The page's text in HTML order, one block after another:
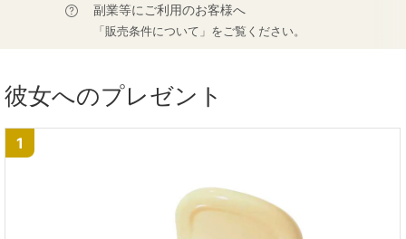
副業等にご利用のお客様へ
「販売条件について」をご覧ください。
彼女へのプレゼント
1